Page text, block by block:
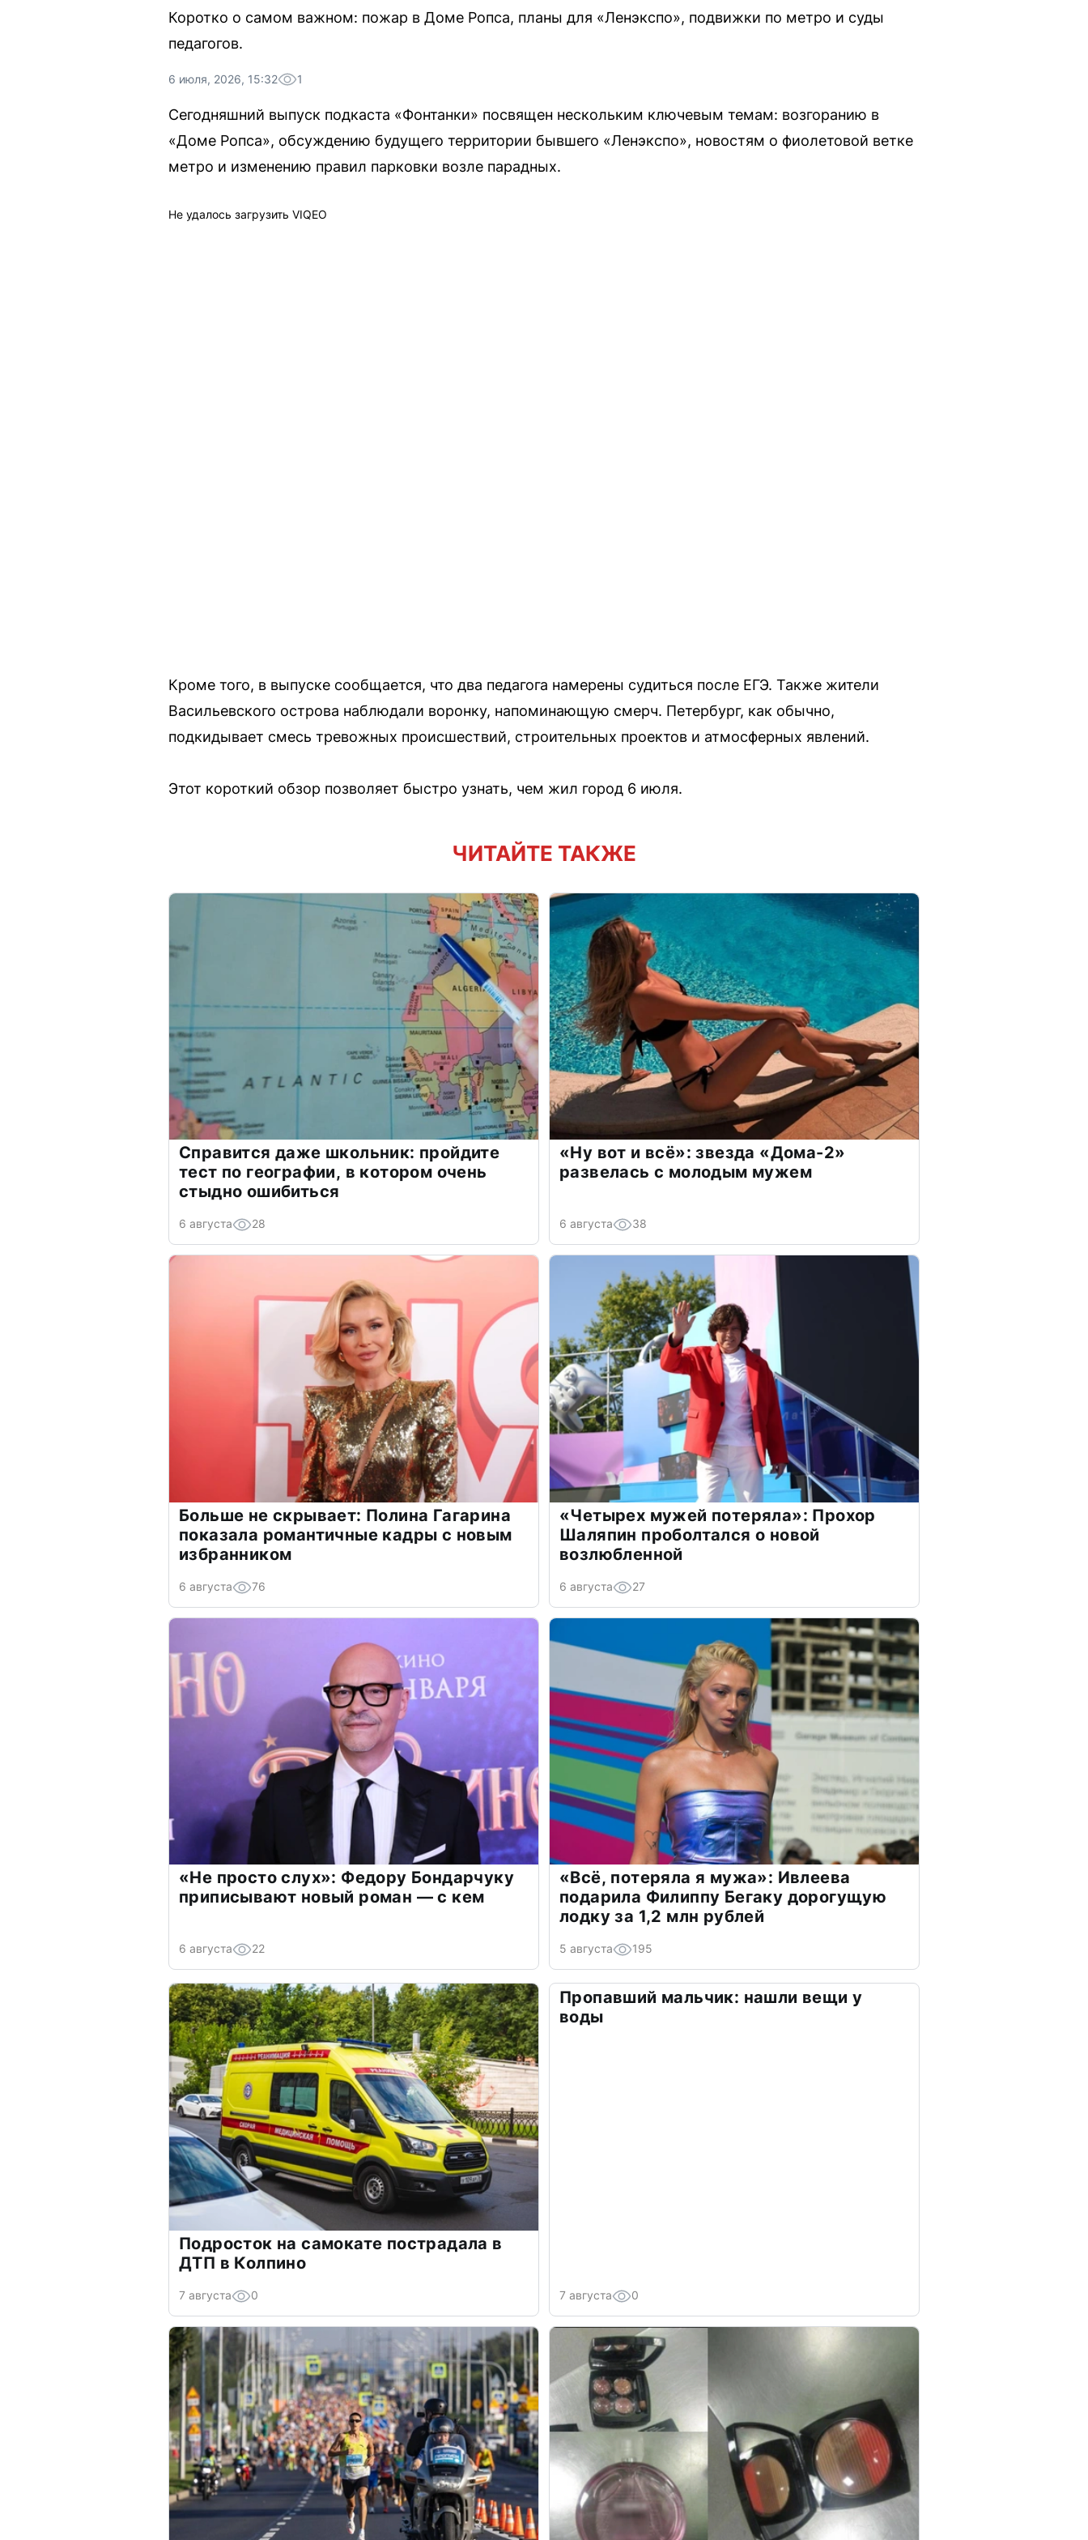
Коротко о самом важном: пожар в Доме Ропса, планы для «Ленэкспо», подвижки по метро и суды
педагогов.
6 июля, 2026, 15:32 1
Сегодняшний выпуск подкаста «Фонтанки» посвящен нескольким ключевым темам: возгоранию в
«Доме Ропса», обсуждению будущего территории бывшего «Ленэкспо», новостям о фиолетовой ветке
метро и изменению правил парковки возле парадных.
Не удалось загрузить VIQEO
Кроме того, в выпуске сообщается, что два педагога намерены судиться после ЕГЭ. Также жители
Васильевского острова наблюдали воронку, напоминающую смерч. Петербург, как обычно,
подкидывает смесь тревожных происшествий, строительных проектов и атмосферных явлений.
Этот короткий обзор позволяет быстро узнать, чем жил город 6 июля.
ЧИТАЙТЕ ТАКЖЕ
Справится даже школьник: пройдите
тест по географии, в котором очень
стыдно ошибиться
6 августа 28
«Ну вот и всё»: звезда «Дома-2»
развелась с молодым мужем
6 августа 38
Больше не скрывает: Полина Гагарина
показала романтичные кадры с новым
избранником
6 августа 76
«Четырех мужей потеряла»: Прохор
Шаляпин проболтался о новой
возлюбленной
6 августа 27
«Не просто слух»: Федору Бондарчуку
приписывают новый роман — с кем
6 августа 22
«Всё, потеряла я мужа»: Ивлеева
подарила Филиппу Бегаку дорогущую
лодку за 1,2 млн рублей
5 августа 195
Подросток на самокате пострадала в
ДТП в Колпино
7 августа 0
Пропавший мальчик: нашли вещи у
воды
7 августа 0